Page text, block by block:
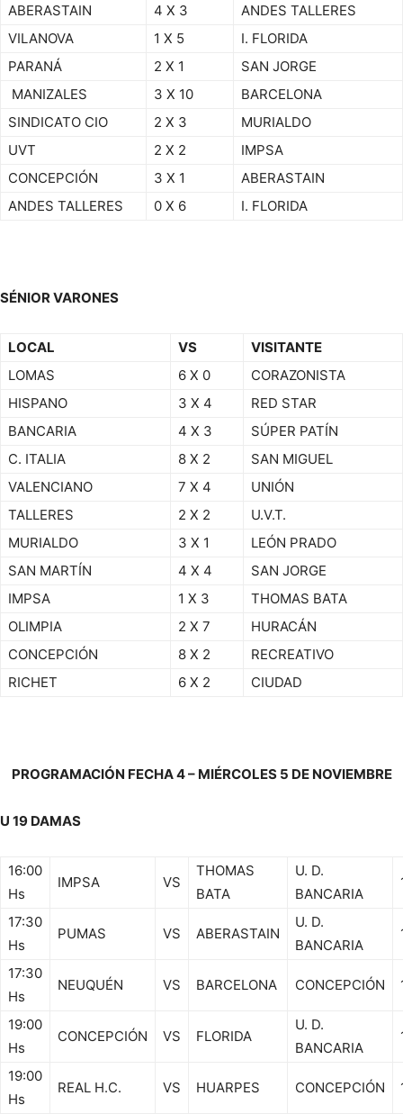
ABERASTAIN 4 X 3
ANDES TALLERES
VILANOVA
1 X 5
I. FLORIDA
PARANÁ
2 X 1
SAN JORGE
MANIZALES
3 X 10
BARCELONA
SINDICATO CIO
2 X 3
MURIALDO
UVT
2 X 2
IMPSA
CONCEPCIÓN
3 X 1
ABERASTAIN
ANDES TALLERES
0 X 6 I. FLORIDA
SÉNIOR VARONES
LOCAL VS
VISITANTE
LOMAS
6 X 0
CORAZONISTA
HISPANO
3 X 4
RED STAR
BANCARIA
4 X 3
SÚPER PATÍN
C. ITALIA
8 X 2
SAN MIGUEL
VALENCIANO
7 X 4
UNIÓN
TALLERES
2 X 2
U.V.T.
MURIALDO
3 X 1
LEÓN PRADO
SAN MARTÍN
4 X 4
SAN JORGE
IMPSA
1 X 3
THOMAS BATA
OLIMPIA
2 X 7
HURACÁN
CONCEPCIÓN
8 X 2
RECREATIVO
RICHET
6 X 2 CIUDAD
PROGRAMACIÓN FECHA 4 – MIÉRCOLES 5 DE NOVIEMBRE
U 19 DAMAS
16:00
Hs
IMPSA VS
THOMAS
BATA
U. D.
BANCARIA
17:30
Hs
PUMAS VS ABERASTAIN
U. D.
BANCARIA
17:30
Hs
NEUQUÉN VS BARCELONA CONCEPCIÓN
19:00
Hs
CONCEPCIÓN VS FLORIDA
U. D.
BANCARIA
19:00
Hs
REAL H.C. VS HUARPES CONCEPCIÓN